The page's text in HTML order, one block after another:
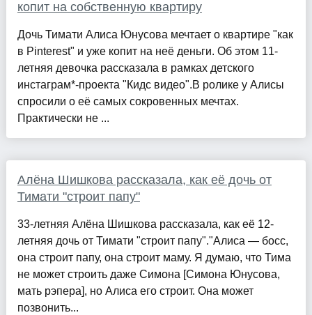
копит на собственную квартиру
Дочь Тимати Алиса Юнусова мечтает о квартире "как
в Pinterest" и уже копит на неё деньги. Об этом 11-
летняя девочка рассказала в рамках детского
инстаграм*-проекта "Кидс видео".В ролике у Алисы
спросили о её самых сокровенных мечтах.
Практически не ...
Алёна Шишкова рассказала, как её дочь от
Тимати "строит папу"
33-летняя Алёна Шишкова рассказала, как её 12-
летняя дочь от Тимати "строит папу"."Алиса — босс,
она строит папу, она строит маму. Я думаю, что Тима
не может строить даже Симона [Симона Юнусова,
мать рэпера], но Алиса его строит. Она может
позвонить...